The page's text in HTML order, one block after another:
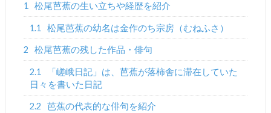
1 松尾芭蕉の生い立ちや経歴を紹介
1.1 松尾芭蕉の幼名は金作のち宗房（むねふさ）
2 松尾芭蕉の残した作品・俳句
2.1
「嵯峨日記」は、芭蕉が落柿舎に滞在していた
日々を書いた日記
2.2 芭蕉の代表的な俳句を紹介